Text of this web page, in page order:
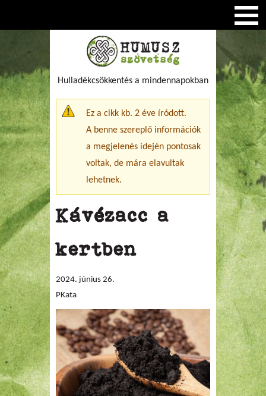
Hulladékcsökkentés a mindennapokban
Figyelmeztető üzenet
Ez a cikk kb. 2 éve íródott.
A benne szereplő információk
a megjelenés idején pontosak
voltak, de mára elavultak
lehetnek.
Kávézacc a
kertben
2024. június 26.
PKata